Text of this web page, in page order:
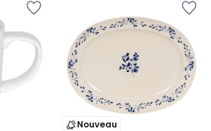
Nouveau